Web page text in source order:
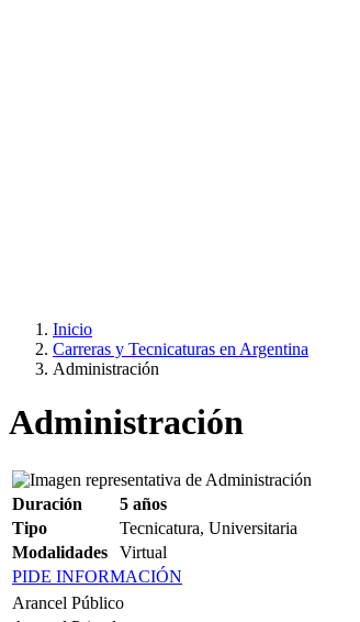
Inicio
Carreras y Tecnicaturas en Argentina
Administración
Administración
Duración
5 años
Tipo
Tecnicatura, Universitaria
Modalidades
Virtual
PIDE INFORMACIÓN
Arancel Público